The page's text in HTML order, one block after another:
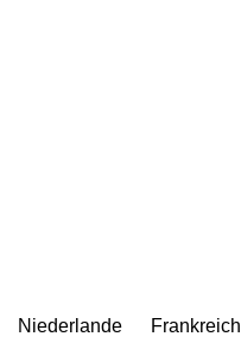
Niederlande Frankreich